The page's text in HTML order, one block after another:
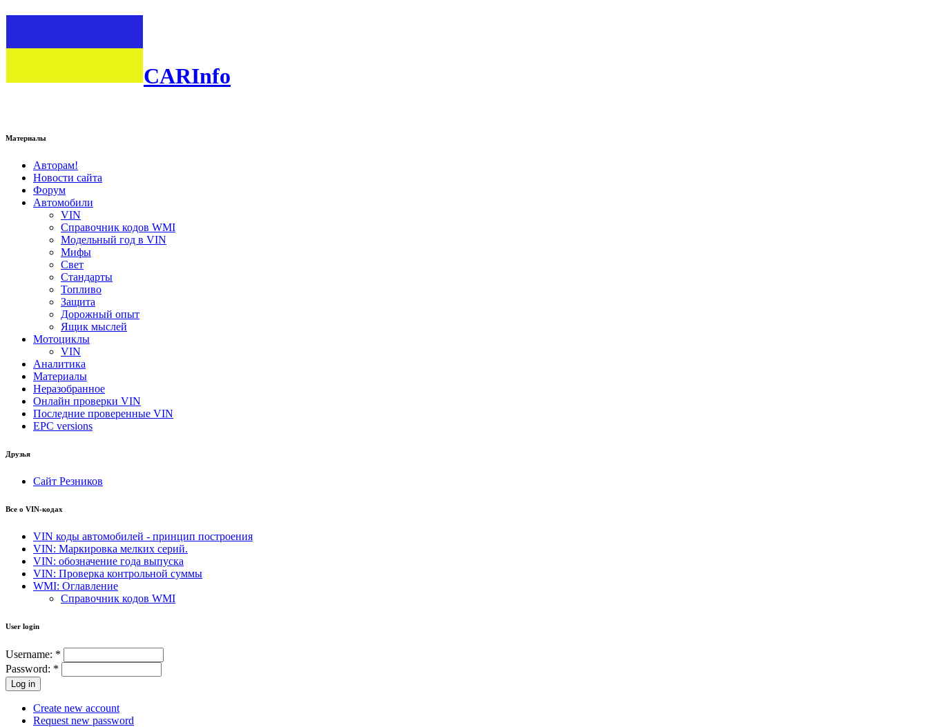
CARInfo
Материалы
Авторам!
Новости сайта
Форум
Автомобили
VIN
Справочник кодов WMI
Модельный год в VIN
Мифы
Свет
Стандарты
Топливо
Защита
Дорожный опыт
Ящик мыслей
Мотоциклы
VIN
Аналитика
Материалы
Неразобранное
Онлайн проверки VIN
Последние проверенные VIN
EPC versions
Друзья
Сайт Резников
Все о VIN-кодах
VIN коды автомобилей - принцип построения
VIN: Маркировка мелких серий.
VIN: обозначение года выпуска
VIN: Проверка контрольной суммы
WMI: Оглавление
Справочник кодов WMI
User login
Username: *
Password: *
Create new account
Request new password